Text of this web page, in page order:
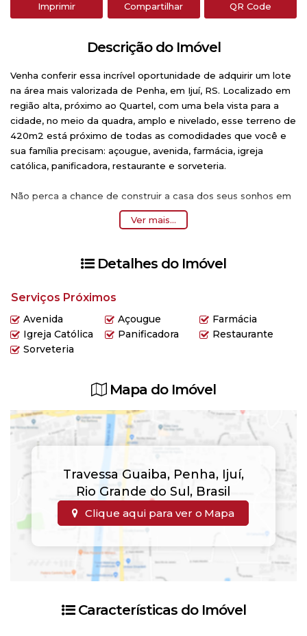
Imprimir Compartilhar QR Code
Descrição do Imóvel
Venha conferir essa incrível oportunidade de adquirir um lote
na área mais valorizada de Penha, em Ijuí, RS. Localizado em
região alta, próximo ao Quartel, com uma bela vista para a
cidade, no meio da quadra, amplo e nivelado, esse terreno de
420m2 está próximo de todas as comodidades que você e
sua família precisam: açougue, avenida, farmácia, igreja
católica, panificadora, restaurante e sorveteria.
Não perca a chance de construir a casa dos seus sonhos em
um bairro tranquilo e com toda a infraestrutura necessária.
Consulte o valor e não deixe essa oportunidade passar. Entre
Ver mais...
Detalhes do Imóvel
Serviços Próximos
Avenida Açougue
Farmácia
Igreja Católica
Panificadora
Restaurante
Sorveteria
Mapa do Imóvel
Travessa Guaiba, Penha, Ijuí,
Rio Grande do Sul, Brasil
Clique aqui para ver o Mapa
Características do Imóvel